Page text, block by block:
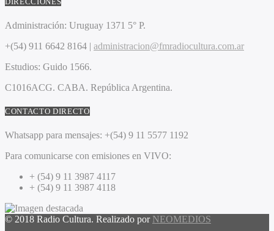
Administración: Uruguay 1371 5° P.
+(54) 911 6642 8164 | administracion@fmradiocultura.com.ar
Estudios: Guido 1566.
C1016ACG. CABA. República Argentina.
CONTACTO DIRECTO
Whatsapp para mensajes: +(54) 9 11 5577 1192
Para comunicarse con emisiones en VIVO:
+ (54) 9 11 3987 4117
+ (54) 9 11 3987 4118
© 2018 Radio Cultura. Realizado por NEOMEDIOS